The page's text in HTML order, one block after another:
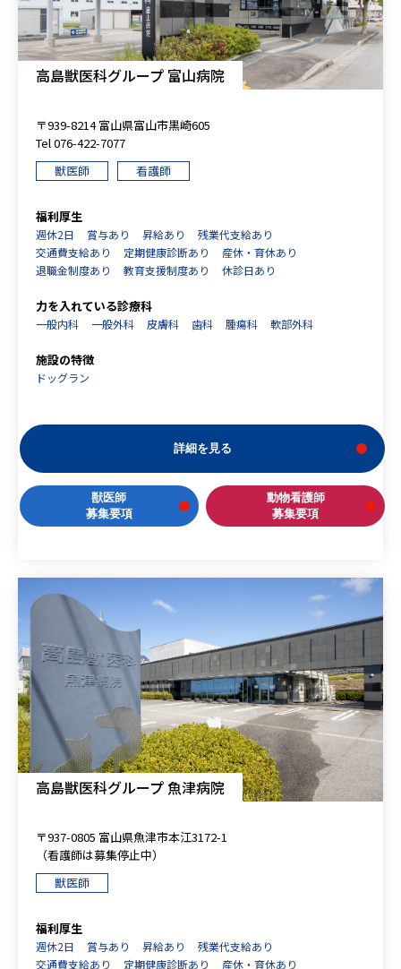
高島獣医科グループ 富山病院
〒939-8214 富山県富山市黒崎605
Tel 076-422-7077
獣医師
看護師
福利厚生
週休2日 賞与あり 昇給あり
残業代支給あり
交通費支給あり
定期健康診断あり
産休・育休あり
退職金制度あり
教育支援制度あり 休診日あり
力を入れている診療科
一般内科 一般外科 皮膚科 歯科 腫瘍科 軟部外科
施設の特徴
ドッグラン
詳細を見る
獣医師
募集要項
動物看護師
募集要項
高島獣医科グループ 魚津病院
〒937-0805 富山県魚津市本江3172-1
（看護師は募集停止中）
獣医師
福利厚生
週休2日 賞与あり 昇給あり
残業代支給あり
交通費支給あり
定期健康診断あり
産休・育休あり